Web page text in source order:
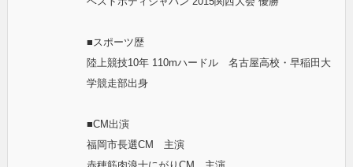
■スポーツ歴
陸上競技10年 110mハードル 名古屋高校・早稲田大
学競走部出身
■CM出演
福岡市長選CM 主演